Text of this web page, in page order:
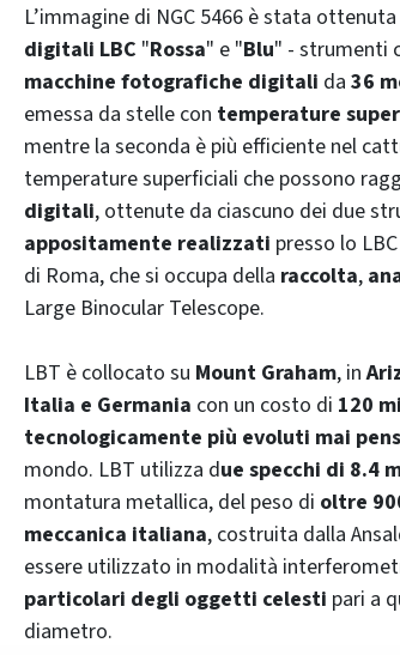
L’immagine di NGC 5466 è stata
digitali LBC "Rossa" e "Blu" - strumenti
macchine fotografiche digitali da 36
emessa da stelle con temperature
mentre la seconda è più efficiente nel
temperature superficiali che possono
digitali, ottenute da ciascuno dei due
appositamente realizzati presso lo LBC
di Roma, che si occupa della raccolta,
Large Binocular Telescope.
LBT è collocato su Mount Graham, in
Italia e Germania con un costo di 120
tecnologicamente più evoluti mai
mondo. LBT utilizza due specchi di 8.4
montatura metallica, del peso di oltre
meccanica italiana, costruita dalla
essere utilizzato in modalità
particolari degli oggetti celesti pari a
diametro.